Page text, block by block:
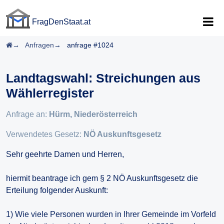
FragDenStaat.at
Startseite
Anfragen anfrage #1024
Landtagswahl: Streichungen aus
Wählerregister
Anfrage an: Hürm, Niederösterreich
Verwendetes Gesetz: NÖ Auskunftsgesetz
Sehr geehrte Damen und Herren,
hiermit beantrage ich gem § 2 NÖ Auskunftsgesetz die
Erteilung folgender Auskunft:
1) Wie viele Personen wurden in Ihrer Gemeinde im Vorfeld